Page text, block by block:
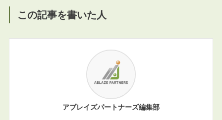
この記事を書いた人
アブレイズパートナーズ編集部